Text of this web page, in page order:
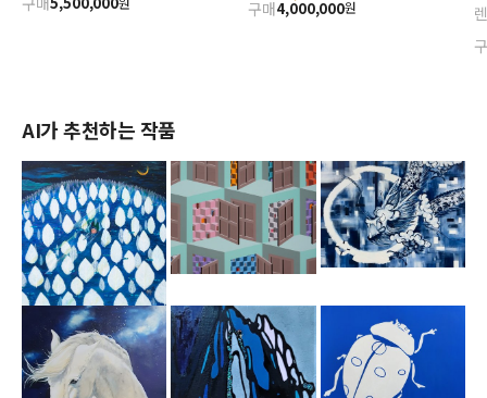
구매4,000,000원
AI가 추천하는 작품